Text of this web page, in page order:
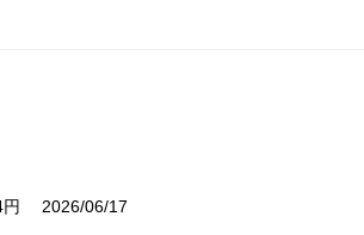
2026/06/17